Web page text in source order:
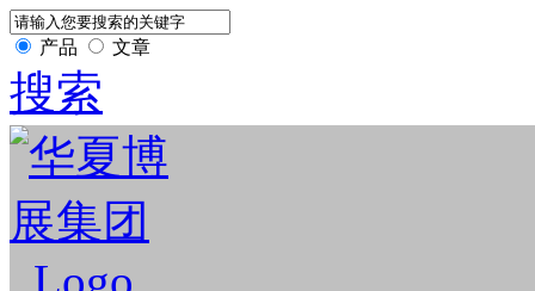
产品 文章
搜索